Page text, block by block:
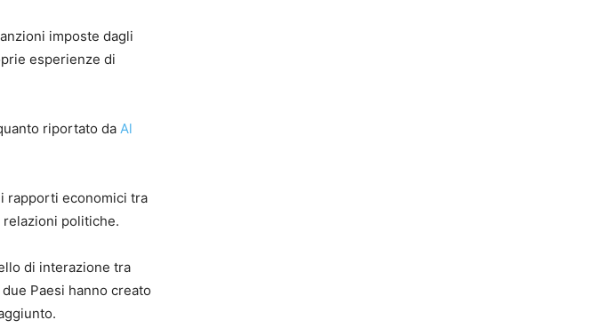
imposte dagli
esperienze di
riportato da Al
rapporti economici tra
politiche.
di interazione tra
Paesi hanno creato